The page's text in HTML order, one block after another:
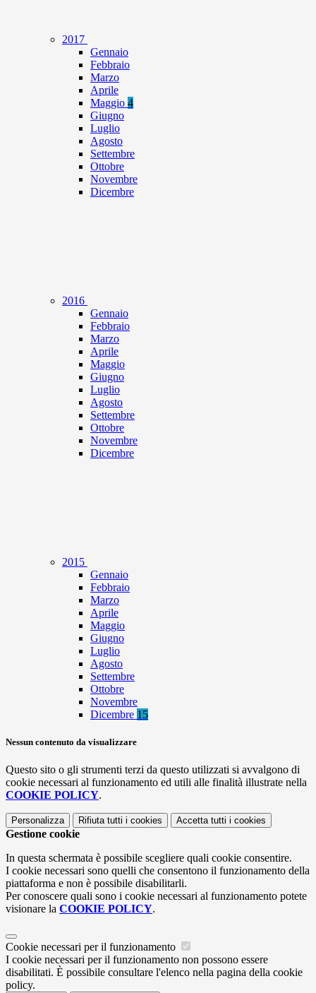
2017
Gennaio
Febbraio
Marzo
Aprile
Maggio 4
Giugno
Luglio
Agosto
Settembre
Ottobre
Novembre
Dicembre
2016
Gennaio
Febbraio
Marzo
Aprile
Maggio
Giugno
Luglio
Agosto
Settembre
Ottobre
Novembre
Dicembre
2015
Gennaio
Febbraio
Marzo
Aprile
Maggio
Giugno
Luglio
Agosto
Settembre
Ottobre
Novembre
Dicembre 15
Nessun contenuto da visualizzare
Questo sito o gli strumenti terzi da questo utilizzati si avvalgono di
cookie necessari al funzionamento ed utili alle finalità illustrate nella
COOKIE POLICY.
Personalizza Rifiuta tutti i cookies Accetta tutti i cookies
Gestione cookie
In questa schermata è possibile scegliere quali cookie consentire.
I cookie necessari sono quelli che consentono il funzionamento della
piattaforma e non è possibile disabilitarli.
Per conoscere quali sono i cookie necessari al funzionamento potete
visionare la COOKIE POLICY.
Cookie necessari per il funzionamento
I cookie necessari per il funzionamento non possono essere
disabilitati. È possibile consultare l'elenco nella pagina della cookie
policy.